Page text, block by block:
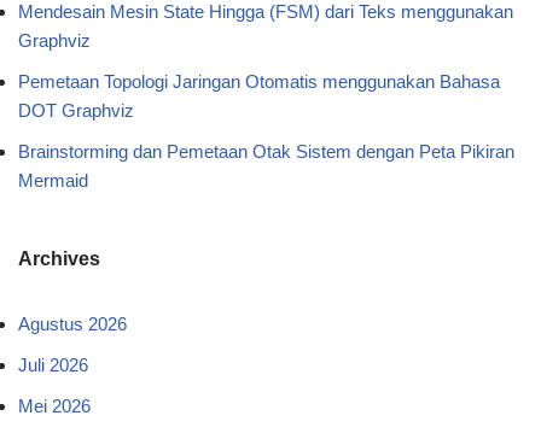
Mendesain Mesin State Hingga (FSM) dari Teks menggunakan
Graphviz
Pemetaan Topologi Jaringan Otomatis menggunakan Bahasa
DOT Graphviz
Brainstorming dan Pemetaan Otak Sistem dengan Peta Pikiran
Mermaid
Archives
Agustus 2026
Juli 2026
Mei 2026